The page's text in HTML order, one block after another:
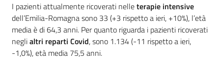
I pazienti attualmente ricoverati nelleterapie intensive
dell’Emilia-Romagna sono 33 (+3 rispetto a ieri, +10%), l’età
media è di 64,3 anni. Per quanto riguarda i pazienti ricoverati
neglialtri reparti Covid, sono 1.134 (-11 rispetto a ieri,
-1,0%), età media 75,5 anni.